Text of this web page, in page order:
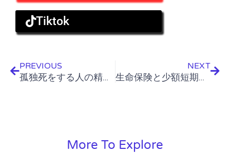
Tiktok
PREVIOUS
孤独死をする人の精神状態
NEXT
生命保険と少額短期保険
More To Explore